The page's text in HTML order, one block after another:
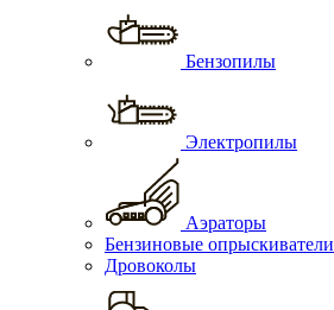
Бензопилы
Электропилы
Аэраторы
Бензиновые опрыскиватели
Дровоколы